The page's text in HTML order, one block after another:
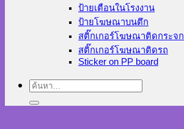
ป้ายเตือนในโรงงาน
ป้ายโฆษณาบนตึก
สติ๊กเกอร์โฆษณาติดกระจก
สติ๊กเกอร์โฆษณาติดรถ
Sticker on PP board
ค้นหา: